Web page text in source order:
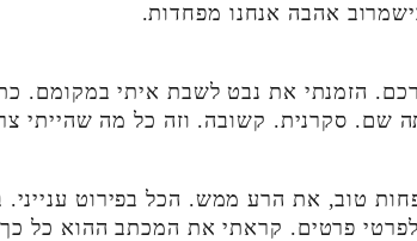
אהבה אנחנו מפחדות.
הזמנתי את נבט לשבת איתי במקומם.
סקרנית. קשובה. וזה כל מה שהייתי
טוב, את הרע ממש. הכל בפירוט ענייני.
פרטים. קראתי את המכתב ההוא כל